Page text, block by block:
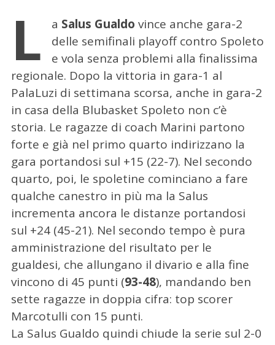
L a Salus Gualdo vince anche gara-2
delle semifinali playoff contro Spoleto
e vola senza problemi alla finalissima
regionale. Dopo la vittoria in gara-1 al
PalaLuzi di settimana scorsa, anche in gara-2
in casa della Blubasket Spoleto non c’è
storia. Le ragazze di coach Marini partono
forte e già nel primo quarto indirizzano la
gara portandosi sul +15 (22-7). Nel secondo
quarto, poi, le spoletine cominciano a fare
qualche canestro in più ma la Salus
incrementa ancora le distanze portandosi
sul +24 (45-21). Nel secondo tempo è pura
amministrazione del risultato per le
gualdesi, che allungano il divario e alla fine
vincono di 45 punti (93-48), mandando ben
sette ragazze in doppia cifra: top scorer
Marcotulli con 15 punti.
La Salus Gualdo quindi chiude la serie sul 2-0